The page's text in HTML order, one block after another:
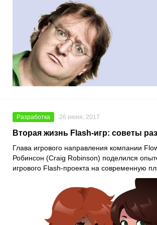
Разработка 26 июня, 2017
Вторая жизнь Flash-игр: советы
Глава игрового направления компании
Робинсон (Craig Robinson) поделился
игрового Flash-проекта на современную